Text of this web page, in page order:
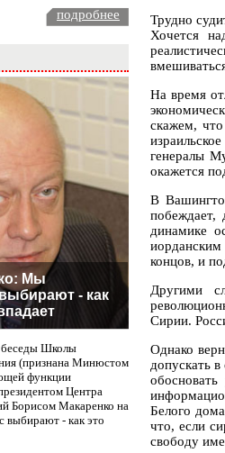
подробнее
Мы
- как
беседы Школы
(признана Минюстом
функции
Центра
Борисом Макаренко на
- как это
Трудно
Хочется
На время
скажем,
генералы
окажется
В
побеждает,
динамике
концов, и
Другими
Сирии.
Однако
допускать
Белого
что, если
свободу